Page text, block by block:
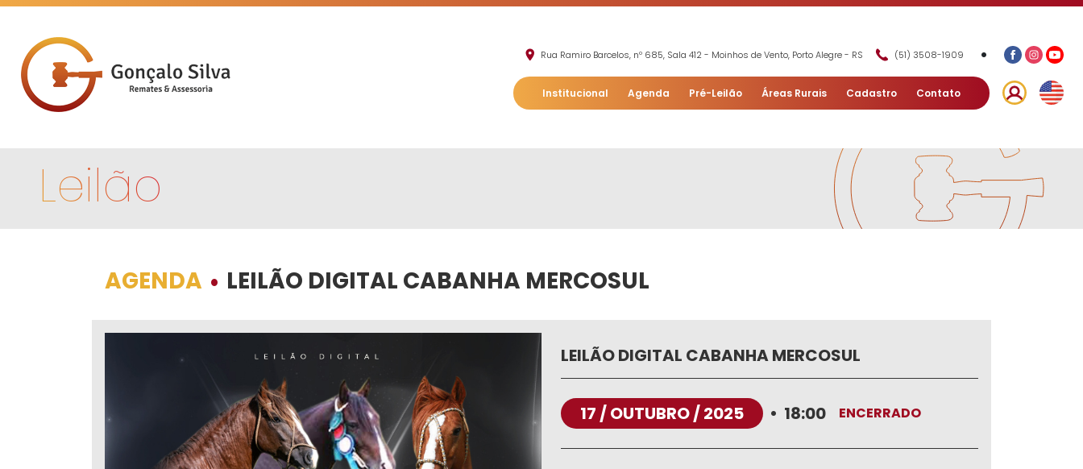
Rua Ramiro Barcelos, nº 685, Sala 412 - Moinhos de Vento, Porto Alegre - RS (51) 3508-1909 •
Institucional Agenda Pré-Leilão Áreas Rurais Cadastro Contato
Leilão
AGENDA • LEILÃO DIGITAL CABANHA MERCOSUL
LEILÃO DIGITAL CABANHA MERCOSUL
17 / OUTUBRO / 2025 • 18:00 ENCERRADO